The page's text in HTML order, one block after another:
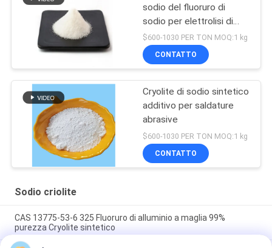
sodio del fluoruro di
sodio per elettrolisi di
alluminio
$600-1030 PER TON MOQ:1 kg
CONTATTO
Cryolite di sodio sintetico
additivo per saldature
abrasive
$600-1030 PER TON MOQ:1 kg
CONTATTO
Sodio criolite
CAS 13775-53-6 325 Fluoruro di alluminio a maglia 99%
purezza Cryolite sintetico